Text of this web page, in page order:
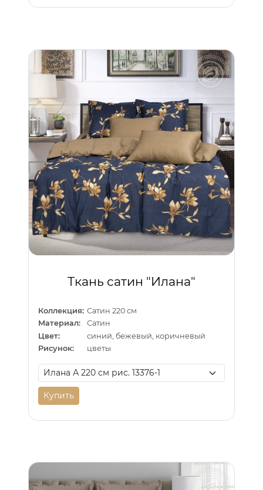
Ткань сатин "Илана"
Коллекция: Сатин 220 см
Материал:
Сатин
Цвет:
синий, бежевый, коричневый
Рисунок:
цветы
Купить